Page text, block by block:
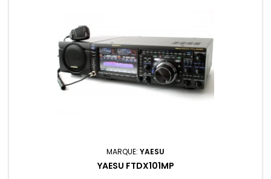
MARQUE: YAESU
YAESU FTDX101MP